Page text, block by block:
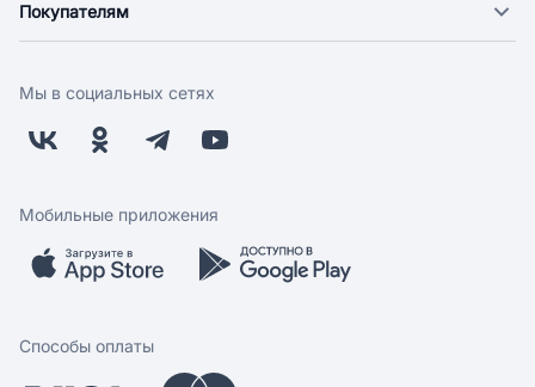
Новости
Поставщикам
Заводчикам
Обратная связь
Покупателям
Оплата
Бонусная программа
Скидки и акции
Мобильное приложение
Мы в социальных сетях
Мобильные приложения
Способы оплаты